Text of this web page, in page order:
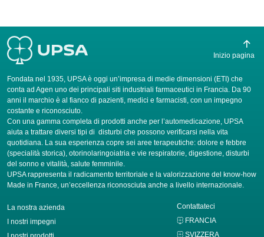
Fondata nel 1935, UPSA è oggi un’impresa di medie dimensioni (ETI) che
conta ad Agen uno dei principali siti industriali farmaceutici in Francia. Da 90
anni il marchio è al fianco di pazienti, medici e farmacisti, con un impegno
costante e riconosciuto.
Con una gamma completa di prodotti anche per l’automedicazione, UPSA
aiuta a trattare diversi tipi di disturbi che possono verificarsi nella vita
quotidiana. La sua esperienza copre sei aree terapeutiche: dolore e febbre
(specialità storica), otorinolaringoiatria e vie respiratorie, digestione, disturbi
del sonno e vitalità, salute femminile.
UPSA rappresenta il radicamento territoriale e la valorizzazione del know-how
Made in France, un’eccellenza riconosciuta anche a livello internazionale.
La nostra azienda
I nostri impegni
Contattateci
FRANCIA
SVIZZERA
Inizio pagina